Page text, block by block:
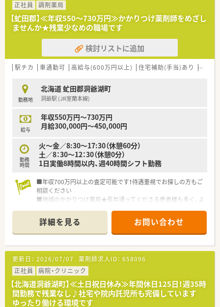
正社員
調剤薬局
【虻田郡】≪年収550～730万円≫かかりつけ薬剤師をめざし
ませんか★残業少なめの職場です
検討リストに追加
駅チカ 車通勤可 高給与(600万円以上) 住宅補助(手当)あり 管理
勤務地
北海道 虻田郡洞爺湖町
洞爺駅 (JR室蘭本線)
給与
年収550万円～730万円
月給300,000円～450,000円
勤務
時間
火～金／8:30～17:30（休憩60分）
土／8：30～12：30（休憩0分）
1日実働8時間以内、週40時間シフト勤務
■年収700万円以上の査定可能です！待遇重視でお探しの方もご
相談ください
■地域のかかりつけ薬局★長年通ってくださる患者様も多く、よ
■残業少なく働けます。ワークライフバランス重視の方にぴっ
たりです
■エリア固定勤務もＯＫ 地元で腰をすえてお仕事したい方も
お気軽にご相談ください
詳細を見る お問い合わせ
更新日： 2026/07/07 薬剤師求人ID： 658096
正社員
病院・クリニック
【北海道洞爺湖町】≪土日祝日休み≫年間休日125日！週35時
間勤務で残業なし♪社宅や院内託児所も完備しています
ゆったり働ける環境です